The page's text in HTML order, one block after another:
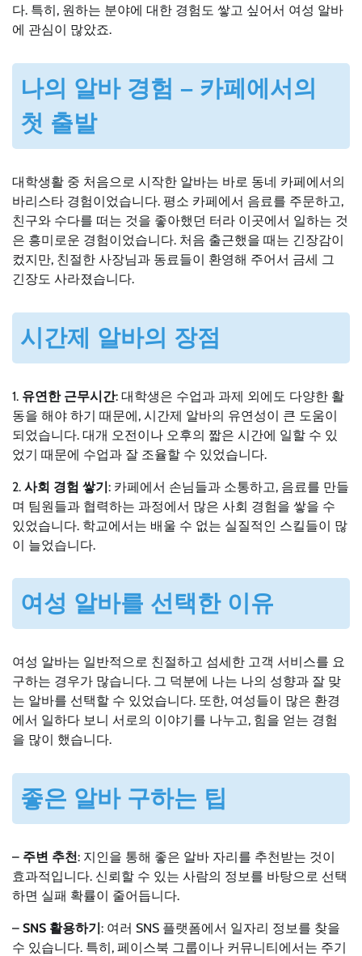
다. 특히, 원하는 분야에 대한 경험도 쌓고 싶어서 여성 알바
에 관심이 많았죠.
나의 알바 경험 – 카페에서의
첫 출발
대학생활 중 처음으로 시작한 알바는 바로 동네 카페에서의
바리스타 경험이었습니다. 평소 카페에서 음료를 주문하고,
친구와 수다를 떠는 것을 좋아했던 터라 이곳에서 일하는 것
은 흥미로운 경험이었습니다. 처음 출근했을 때는 긴장감이
컸지만, 친절한 사장님과 동료들이 환영해 주어서 금세 그
긴장도 사라졌습니다.
시간제 알바의 장점
1. 유연한 근무시간: 대학생은 수업과 과제 외에도 다양한 활
동을 해야 하기 때문에, 시간제 알바의 유연성이 큰 도움이
되었습니다. 대개 오전이나 오후의 짧은 시간에 일할 수 있
었기 때문에 수업과 잘 조율할 수 있었습니다.
2. 사회 경험 쌓기: 카페에서 손님들과 소통하고, 음료를 만들
며 팀원들과 협력하는 과정에서 많은 사회 경험을 쌓을 수
있었습니다. 학교에서는 배울 수 없는 실질적인 스킬들이 많
이 늘었습니다.
여성 알바를 선택한 이유
여성 알바는 일반적으로 친절하고 섬세한 고객 서비스를 요
구하는 경우가 많습니다. 그 덕분에 나는 나의 성향과 잘 맞
는 알바를 선택할 수 있었습니다. 또한, 여성들이 많은 환경
에서 일하다 보니 서로의 이야기를 나누고, 힘을 얻는 경험
을 많이 했습니다.
좋은 알바 구하는 팁
– 주변 추천: 지인을 통해 좋은 알바 자리를 추천받는 것이
효과적입니다. 신뢰할 수 있는 사람의 정보를 바탕으로 선택
하면 실패 확률이 줄어듭니다.
– SNS 활용하기: 여러 SNS 플랫폼에서 일자리 정보를 찾을
수 있습니다. 특히, 페이스북 그룹이나 커뮤니티에서는 주기